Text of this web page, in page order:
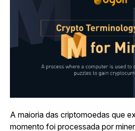
A maioria das criptomoedas que
momento foi processada por